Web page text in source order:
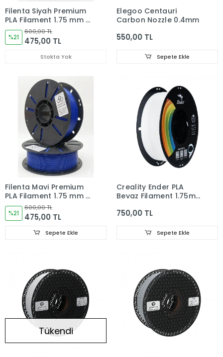
Filenta Siyah Premium
PLA Filament 1.75 mm –
1 kg
%21
600,00 TL
475,00 TL
Stokta Yok
Elegoo Centauri
Carbon Nozzle 0.4mm
550,00 TL
Sepete Ekle
Filenta Mavi Premium
PLA Filament 1.75 mm –
1 kg
%21
600,00 TL
475,00 TL
Sepete Ekle
Creality Ender PLA
Beyaz Filament 1.75mm
750,00 TL
Sepete Ekle
Tükendi